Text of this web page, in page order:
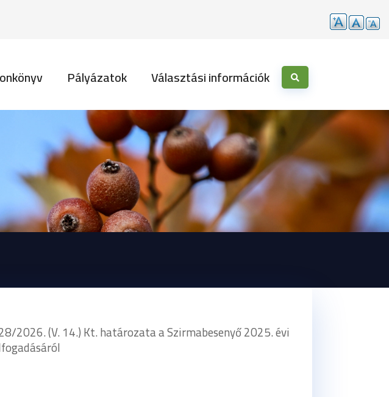
Pályázatok Választási információk
2026. (V. 14.) Kt. határozata a Szirmabesenyő 2025. évi